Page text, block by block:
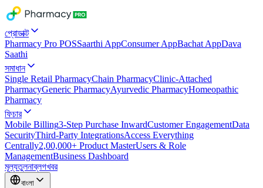
প্রোডাক্ট
Pharmacy Pro POSSaarthi AppConsumer AppBachat AppDava
Saathi
সমাধান
Single Retail PharmacyChain PharmacyClinic-Attached
PharmacyGeneric PharmacyAyurvedic PharmacyHomeopathic
Pharmacy
ফিচার
Mobile Billing3-Step Purchase InwardCustomer EngagementData
SecurityThird-Party IntegrationsAccess Everything
Centrally2,00,000+ Product MasterUsers & Role
ManagementBusiness Dashboard
মূল্যতুলনাব্লগখবর
বাংলা